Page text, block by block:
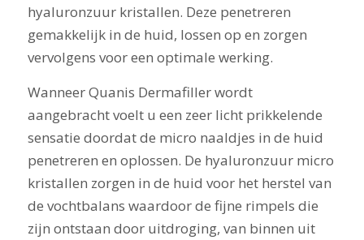
hyaluronzuur kristallen. Deze penetreren
gemakkelijk in de huid, lossen op en zorgen
vervolgens voor een optimale werking.
Wanneer Quanis Dermafiller wordt
aangebracht voelt u een zeer licht prikkelende
sensatie doordat de micro naaldjes in de huid
penetreren en oplossen. De hyaluronzuur micro
kristallen zorgen in de huid voor het herstel van
de vochtbalans waardoor de fijne rimpels die
zijn ontstaan door uitdroging, van binnen uit